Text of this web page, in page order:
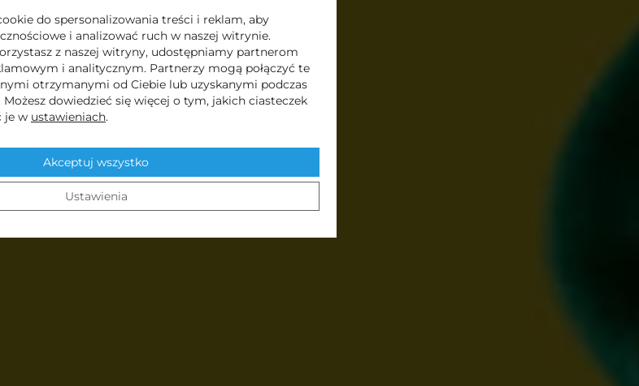
stworzone z
oraz
do spersonalizowania treści i reklam, aby
i analizować ruch w naszej witrynie.
z naszej witryny, udostępniamy partnerom
i analitycznym. Partnerzy mogą połączyć te
otrzymanymi od Ciebie lub uzyskanymi podczas
Możesz dowiedzieć się więcej o tym, jakich ciasteczek
je w ustawieniach.
Akceptuj wszystko
Ustawienia